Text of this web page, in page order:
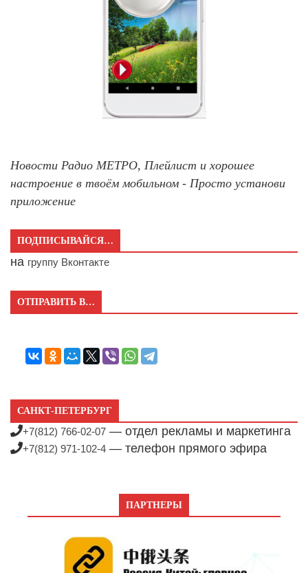
Новости Радио МЕТРО, Плейлист и хорошее
настроение в твоём мобильном - Просто установи
приложение
ПОДПИСЫВАЙСЯ…
на группу Вконтакте
ОТПРАВИТЬ В…
САНКТ-ПЕТЕРБУРГ
+7(812) 766-02-07 — отдел рекламы и маркетинга
+7(812) 971-102-4 — телефон прямого эфира
ПАРТНЕРЫ